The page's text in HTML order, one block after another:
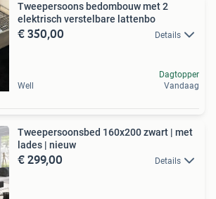
Tweepersoons bedombouw met 2
elektrisch verstelbare lattenbo
€ 350,00 Details
Well
Dagtopper
Vandaag
Tweepersoonsbed 160x200 zwart | met
lades | nieuw
€ 299,00 Details